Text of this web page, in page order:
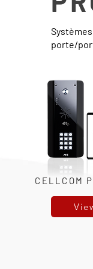
porte/
CELLCOM